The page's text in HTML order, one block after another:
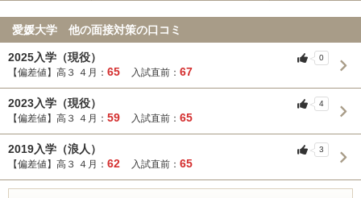
愛媛大学 他の面接対策の口コミ
2025入学（現役）
【偏差値】高３ ４月： 65 入試直前： 67
0
2023入学（現役）
【偏差値】高３ ４月： 59 入試直前： 65
4
2019入学（浪人）
【偏差値】高３ ４月： 62 入試直前： 65
3